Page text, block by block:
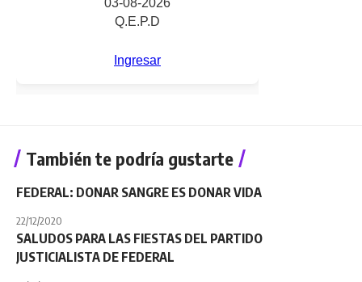
También te podría gustarte
FEDERAL: DONAR SANGRE ES DONAR VIDA
22/12/2020
SALUDOS PARA LAS FIESTAS DEL PARTIDO
JUSTICIALISTA DE FEDERAL